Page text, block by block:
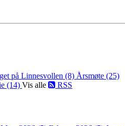
på Linnesvollen (8) Årsmøte (25)
(14) Vis alle RSS